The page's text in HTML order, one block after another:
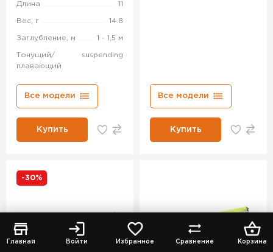
Главная Войти Избранное Сравнение Корзина
Длина 11
Вес, г 14.8
Заглубление, м 1 - 1,5 м
Тонущий/
плавающий
suspending
Все модели
Купить
Все модели
Купить
-30%